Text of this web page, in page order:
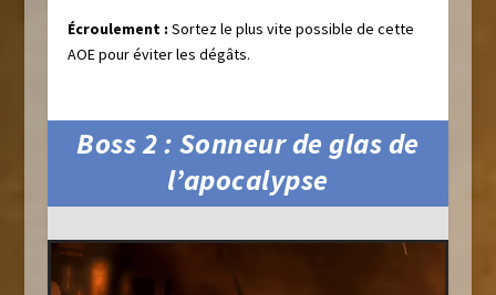
Écroulement : Sortez le plus vite possible de cette
AOE pour éviter les dégâts.
Boss 2 : Sonneur de glas de
l’apocalypse